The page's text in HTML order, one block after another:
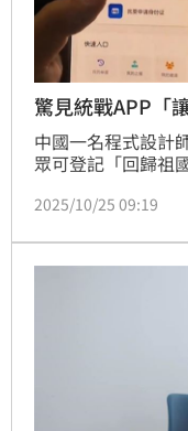
驚見統戰APP「
中國一名程式設計
眾可登記「回歸祖
此舉恐拖全台下水
2025/10/25 09:19